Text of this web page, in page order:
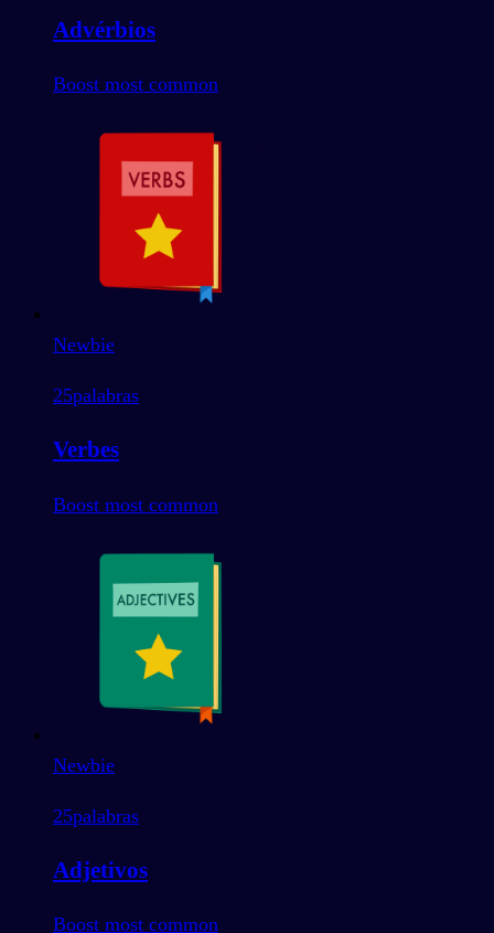
Advérbios
Boost most common
Newbie
25palabras
Verbes
Boost most common
Newbie
25palabras
Adjetivos
Boost most common